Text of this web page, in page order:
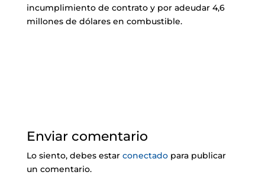
incumplimiento de contrato y por adeudar 4,6
millones de dólares en combustible.
Enviar comentario
Lo siento, debes estar conectadopara publicar
un comentario.